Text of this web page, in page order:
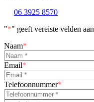
06 3925 8570
"*" geeft vereiste velden aan
Naam*
Email*
Telefoonnummer*